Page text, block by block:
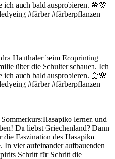
Hauthaler beim Ecoprinting
über die Schulter schauen. Ich
auch bald ausprobieren. 🌼🌸
#färber #färberpflanzen